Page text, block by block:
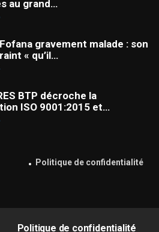
au grand…
gravement malade : son
« qu’il…
BTP décroche la
ISO 9001:2015 et…
Politique de confidentialité
Politique de confidentialité